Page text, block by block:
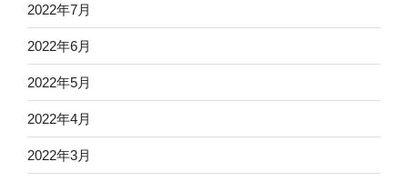
2022年7月
2022年6月
2022年5月
2022年4月
2022年3月